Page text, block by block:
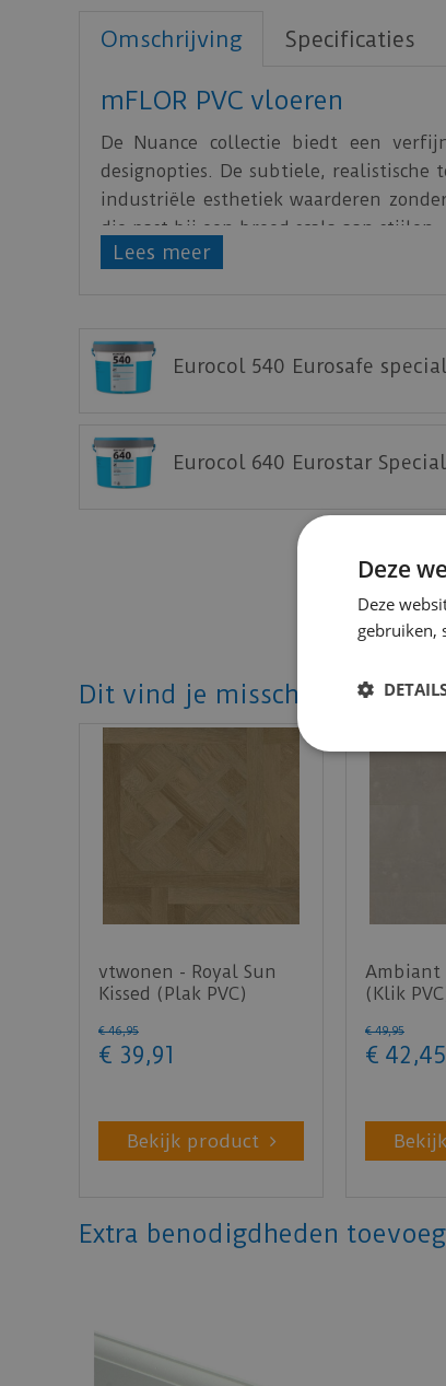
Omschrijving Specificaties
mFLOR PVC vloeren
De Nuance collectie biedt een
designopties. De subtiele,
industriële esthetiek waarderen
die past bij een breed scala aan stijlen.
De Nuance is verkrijgbaar in het
Download
Download
Staal aanvragen
Benieuwd hoe deze mFLOR PVC vloer
Lees meer
Eurocol 540 Eurosafe
Eurocol 640 Eurostar
Dit vind je misschien ook
vtwonen - Royal Sun
Kissed (Plak PVC)
€ 46,95
€ 39,91
Bekijk product
Ambiant
(Klik
€ 49,95
€ 42 ,45
Extra benodigdheden
Deze
Deze
gebruiken,